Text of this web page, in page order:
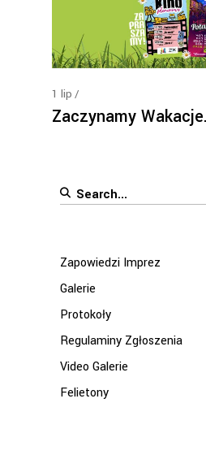
1 lip
Zaczynamy
Search
Zapowiedzi Imprez
Galerie
Protokoły
Regulaminy Zgłoszenia
Video Galerie
Felietony